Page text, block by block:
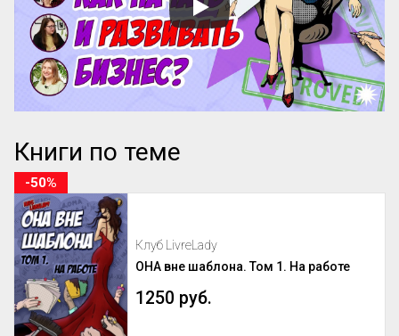
Книги по теме
Клуб LivreLady
ОНА вне шаблона. Том 1. На работе
1250 руб.
-50%